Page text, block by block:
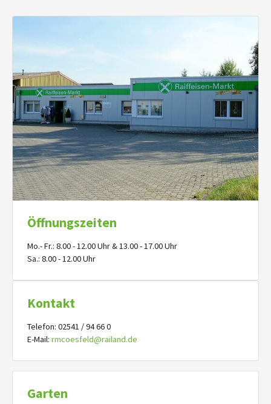
Öffnungszeiten
Mo.- Fr.: 8.00 - 12.00 Uhr & 13.00 - 17.00 Uhr
Sa.: 8.00 - 12.00 Uhr
Kontakt
Telefon: 02541 / 94 66 0
E-Mail: rmcoesfeld@railand.de
Garten